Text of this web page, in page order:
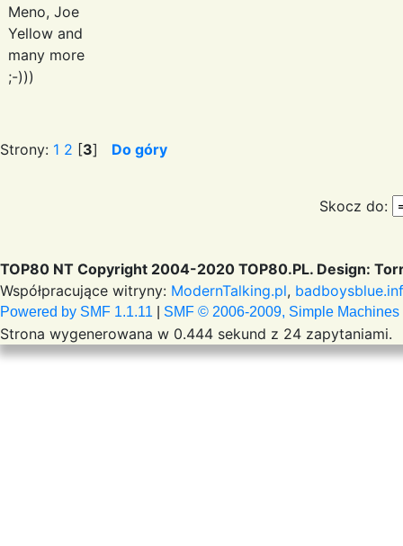
Meno, Joe
Yellow and
many more
;-)))
Strony: 1 2 [3] Do góry
Skocz do:
TOP80 NT Copyright 2004-2020 TOP80.PL. Design:
Współpracujące witryny: ModernTalking.pl,
Powered by SMF 1.1.11 SMF © 2006-2009, Simple Machines
Strona wygenerowana w 0.444 sekund z 24 zapytaniami.